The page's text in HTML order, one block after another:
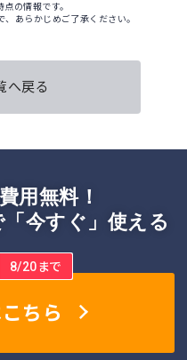
の情報です。
あらかじめご了承ください。
へ戻る
用無料！
今すぐ」使える
8/20まで
ちら